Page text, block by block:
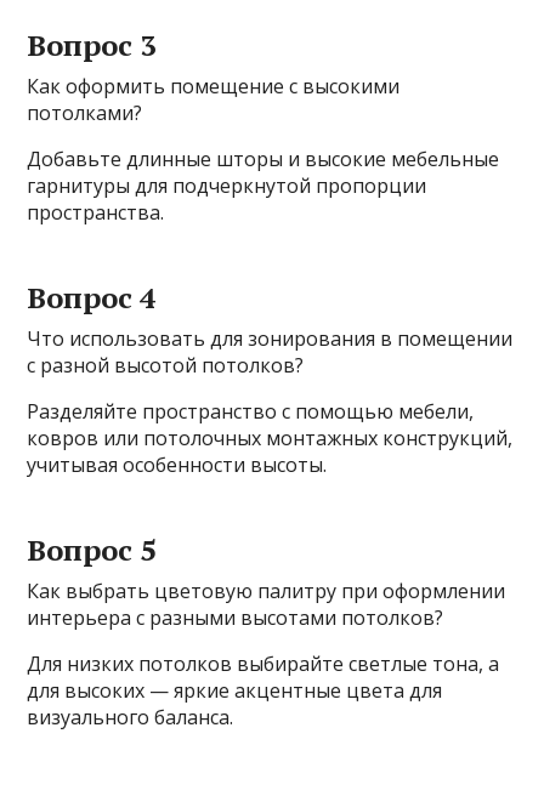
Вопрос 3
Как оформить помещение с высокими
потолками?
Добавьте длинные шторы и высокие мебельные
гарнитуры для подчеркнутой пропорции
пространства.
Вопрос 4
Что использовать для зонирования в помещении
с разной высотой потолков?
Разделяйте пространство с помощью мебели,
ковров или потолочных монтажных конструкций,
учитывая особенности высоты.
Вопрос 5
Как выбрать цветовую палитру при оформлении
интерьера с разными высотами потолков?
Для низких потолков выбирайте светлые тона, а
для высоких — яркие акцентные цвета для
визуального баланса.